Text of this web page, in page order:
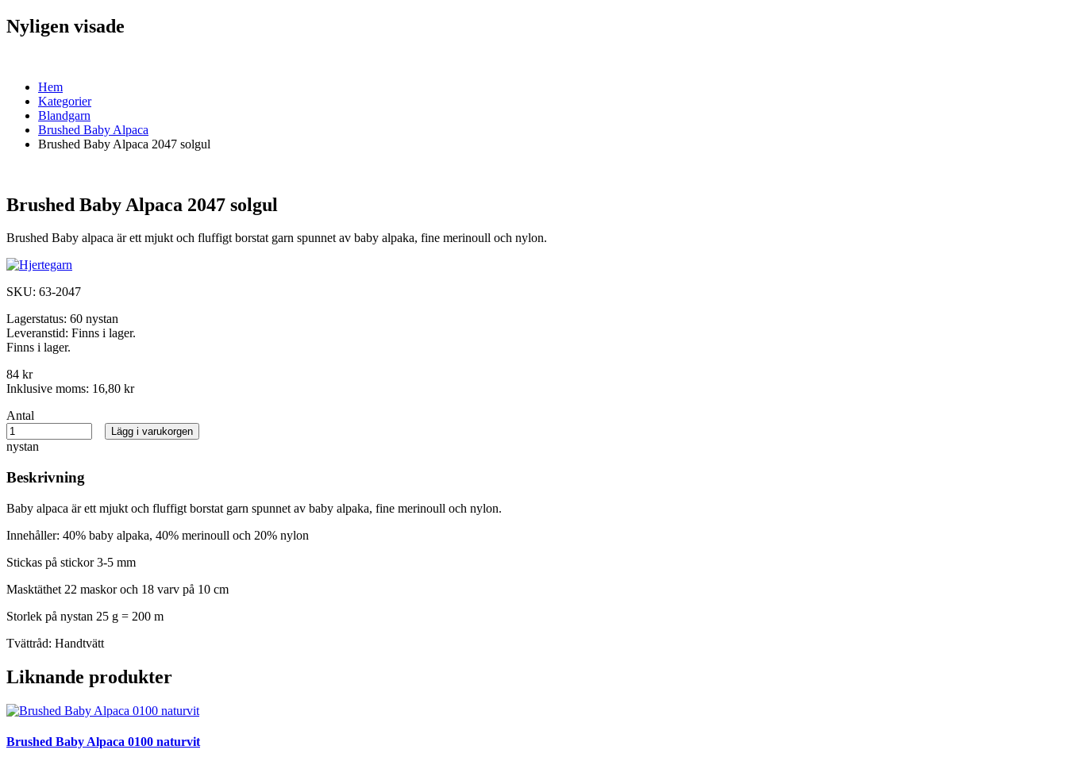
Nyligen visade
Hem
Kategorier
Blandgarn
Brushed Baby Alpaca
Brushed Baby Alpaca 2047 solgul
Brushed Baby Alpaca 2047 solgul
Brushed Baby alpaca är ett mjukt och fluffigt borstat garn spunnet av baby alpaka, fine merinoull och nylon.
SKU: 63-2047
Lagerstatus: 60 nystan
Leveranstid: Finns i lager.
Finns i lager.
84 kr
Inklusive moms: 16,80 kr
Antal
nystan
Lägg i varukorgen
Beskrivning
Baby alpaca är ett mjukt och fluffigt borstat garn spunnet av baby alpaka, fine merinoull och nylon.
Innehåller: 40% baby alpaka, 40% merinoull och 20% nylon
Stickas på stickor 3-5 mm
Masktäthet 22 maskor och 18 varv på 10 cm
Storlek på nystan 25 g = 200 m
Tvättråd: Handtvätt
Liknande produkter
Brushed Baby Alpaca 0100 naturvit